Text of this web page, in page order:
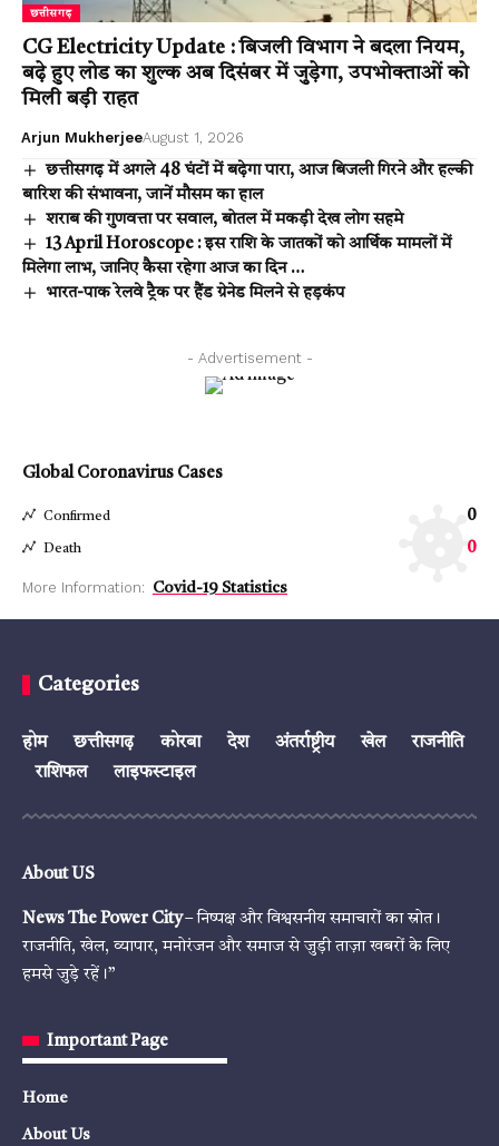
छत्तीसगढ़
CG Electricity Update : बिजली विभाग ने बदला नियम,
बढ़े हुए लोड का शुल्क अब दिसंबर में जुड़ेगा, उपभोक्ताओं को
मिली बड़ी राहत
Arjun MukherjeeAugust 1, 2026
छत्तीसगढ़ में अगले 48 घंटों में बढ़ेगा पारा, आज बिजली गिरने और हल्की
बारिश की संभावना, जानें मौसम का हाल
शराब की गुणवत्ता पर सवाल, बोतल में मकड़ी देख लोग सहमे
13 April Horoscope : इस राशि के जातकों को आर्थिक मामलों में
मिलेगा लाभ, जानिए कैसा रहेगा आज का दिन …
भारत-पाक रेलवे ट्रैक पर हैंड ग्रेनेड मिलने से हड़कंप
- Advertisement -
Global Coronavirus Cases
Confirmed 0
Death 0
More Information: Covid-19 Statistics
Categories
होम छत्तीसगढ़ कोरबा देश अंतर्राष्ट्रीय खेल
राजनीति
राशिफल
लाइफस्टाइल
About US
News The Power City– निष्पक्ष और विश्वसनीय समाचारों का स्रोत।
राजनीति, खेल, व्यापार, मनोरंजन और समाज से जुड़ी ताज़ा खबरों के लिए
हमसे जुड़े रहें।”
Important Page
Home
About Us